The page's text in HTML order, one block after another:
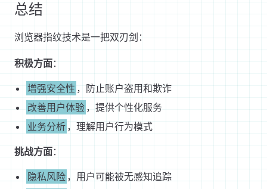
总结
浏览器指纹技术是一把双刃剑：
积极方面：
增强安全性 ，防止账户盗用和欺诈
改善用户体验 ，提供个性化服务
业务分析 ，理解用户行为模式
挑战方面：
隐私风险 ，用户可能被无感知追踪